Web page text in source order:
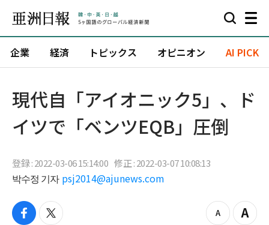
企業 経済 トピックス オピニオン AI PICK
現代自「アイオニック5」、ド
イツで「ベンツEQB」圧倒
登録 : 2022-03-06 15:14:00 修正 : 2022-03-07 10:08:13
박수정 기자 psj2014@ajunews.com
f
t
z
Z